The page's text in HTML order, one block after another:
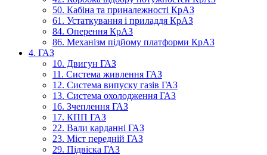
50. Кабіна та приналежності КрАЗ
61. Устаткування і приладдя КрАЗ
84. Оперення КрАЗ
86. Механізм підйому платформи КрАЗ
4. ГАЗ
10. Двигун ГАЗ
11. Система живлення ГАЗ
12. Система випуску газів ГАЗ
13. Система охолодження ГАЗ
16. Зчеплення ГАЗ
17. КПП ГАЗ
22. Вали карданні ГАЗ
23. Міст передній ГАЗ
29. Підвіска ГАЗ